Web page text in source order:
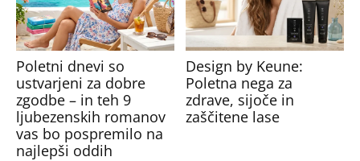
Poletni dnevi so
ustvarjeni za dobre
zgodbe – in teh 9
ljubezenskih romanov
vas bo pospremilo na
najlepši oddih
Design by Keune:
Poletna nega za
zdrave, sijoče in
zaščitene lase